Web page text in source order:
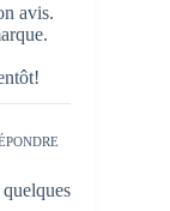
avis.